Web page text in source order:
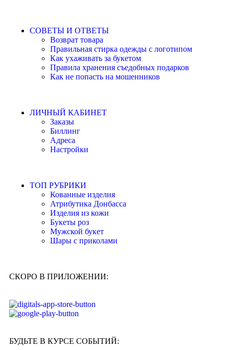
СОВЕТЫ И ОТВЕТЫ
Возврат товара
Правильная стирка одежды с логотипом
Как ухаживать за букетом
Правила хранения съедобных подарков
Как не попасть на мошенников
ЛИЧНЫЙ КАБИНЕТ
Заказы
Биллинг
Адреса
Настройки
ТОП РУБРИКИ
Кованные изделия
Атрибутика Донбасса
Изделия из кожи
Букеты роз
Мужской букет
Шары с приколами
СКОРО В ПРИЛОЖЕНИИ:
БУДЬТЕ В КУРСЕ СОБЫТИЙ: